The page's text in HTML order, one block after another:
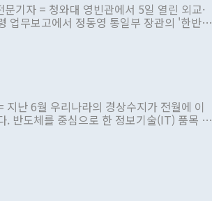
기자 = 청와대 영빈관에서 5일 열린 외교·
업무보고에서 정동영 통일부 장관의 '한반도
치지 않은 사안을 정책으로 추진하겠다고 공
구상'이라는 비판을 내놨다. 그동안 정 장
의를 빚은 적은 여러 번 있지만 대통령과 유
정적 입장을 표명한 것은 이례적이다. 정 장
을 제어해야 한다는 목소리도 높아지고 있
난 6월 우리나라의 경상수지가 전월에 이
. 반도체를 중심으로 한 정보기술(IT) 품목 수